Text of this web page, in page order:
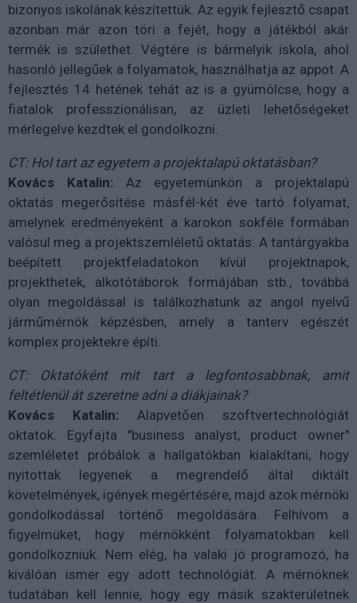
bizonyos iskolának készítettük. Az egyik fejlesztő csapat
azonban már azon töri a fejét, hogy a játékból akár
termék is születhet. Végtére is bármelyik iskola, ahol
hasonló jellegűek a folyamatok, használhatja az appot. A
fejlesztés 14 hetének tehát az is a gyümölcse, hogy a
fiatalok professzionálisan, az üzleti lehetőségeket
mérlegelve kezdtek el gondolkozni.
CT: Hol tart az egyetem a projektalapú oktatásban?
Kovács Katalin: Az egyetemünkön a projektalapú
oktatás megerősítése másfél-két éve tartó folyamat,
amelynek eredményeként a karokon sokféle formában
valósul meg a projektszemléletű oktatás. A tantárgyakba
beépített projektfeladatokon kívül projektnapok,
projekthetek, alkotótáborok formájában stb., továbbá
olyan megoldással is találkozhatunk az angol nyelvű
járműmérnök képzésben, amely a tanterv egészét
komplex projektekre építi.
CT: Oktatóként mit tart a legfontosabbnak, amit
feltétlenül át szeretne adni a diákjainak?
Kovács Katalin: Alapvetően szoftvertechnológiát
oktatok. Egyfajta "business analyst, product owner"
szemléletet próbálok a hallgatókban kialakítani, hogy
nyitottak legyenek a megrendelő által diktált
követelmények, igények megértésére, majd azok mérnöki
gondolkodással történő megoldására. Felhívom a
figyelmüket, hogy mérnökként folyamatokban kell
gondolkozniuk. Nem elég, ha valaki jó programozó, ha
kiválóan ismer egy adott technológiát. A mérnöknek
tudatában kell lennie, hogy egy másik szakterületnek